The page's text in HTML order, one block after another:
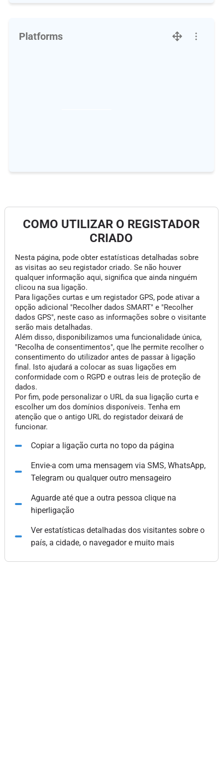
Platforms
COMO UTILIZAR O REGISTADOR
CRIADO
Nesta página, pode obter estatísticas detalhadas sobre
as visitas ao seu registador criado. Se não houver
qualquer informação aqui, significa que ainda ninguém
clicou na sua ligação.
Para ligações curtas e um registador GPS, pode ativar a
opção adicional "Recolher dados SMART" e "Recolher
dados GPS", neste caso as informações sobre o visitante
serão mais detalhadas.
Além disso, disponibilizamos uma funcionalidade única,
"Recolha de consentimentos", que lhe permite recolher o
consentimento do utilizador antes de passar à ligação
final. Isto ajudará a colocar as suas ligações em
conformidade com o RGPD e outras leis de proteção de
dados.
Por fim, pode personalizar o URL da sua ligação curta e
escolher um dos domínios disponíveis. Tenha em
atenção que o antigo URL do registador deixará de
funcionar.
Copiar a ligação curta no topo da página
Envie-a com uma mensagem via SMS, WhatsApp,
Telegram ou qualquer outro mensageiro
Aguarde até que a outra pessoa clique na
hiperligação
Ver estatísticas detalhadas dos visitantes sobre o
país, a cidade, o navegador e muito mais